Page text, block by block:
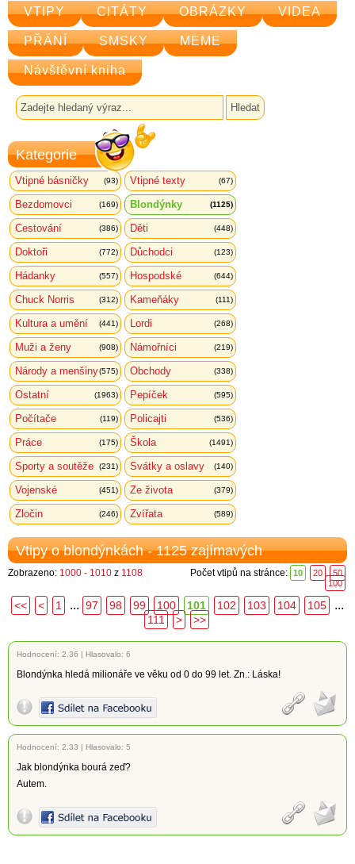
VTIPY CITÁTY OBRÁZKY VIDEA
PŘÁNÍ SMSKY MEME
Návštěvní kniha
Kategorie
Vtipné básničky (93) Vtipné texty (67)
Bezdomovci (169) Blondýnky (1125)
Cestování (386) Děti (448)
Doktoři (772) Důchodci (123)
Hádanky (557) Hospodské (644)
Chuck Norris (312) Kameňáky (111)
Kultura a umění (441) Lordi (268)
Muži a ženy (908) Námořníci (219)
Národy a menšiny(575) Obchody (338)
Ostatní (1963) Pepíček (595)
Počítače (119) Policajti (536)
Práce (175) Škola (1491)
Sporty a soutěže (231) Svátky a oslavy (140)
Vojenské (451) Ze života (379)
Zločin (246) Zvířata (589)
Vtipy o blondýnkách - 1125 zajímavých
Zobrazeno: 1000 - 1010 z 1108 Počet vtipů na stránce: 10 20
50
100
<< < 1 ... 97 98 99 100 101 102 103 104 105 ...
111 > >>
Hodnocení: 2.36 | Hlasovalo: 6
Blondýnka hledá milionáře ve věku od 0 do 99 let. Zn.: Láska!
Hodnocení: 2.33 | Hlasovalo: 5
Jak blondýnka bourá zeď?
Autem.